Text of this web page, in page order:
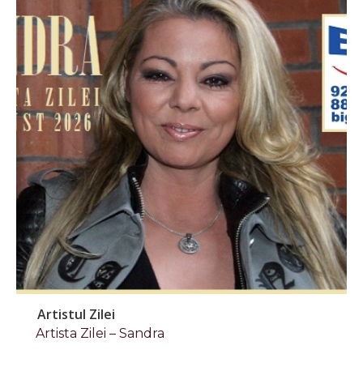
Artistul Zilei
Artista Zilei – Sandra